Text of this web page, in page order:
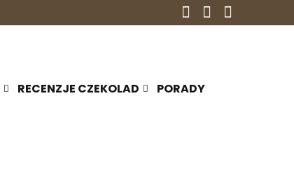
RECENZJE CZEKOLAD PORADY